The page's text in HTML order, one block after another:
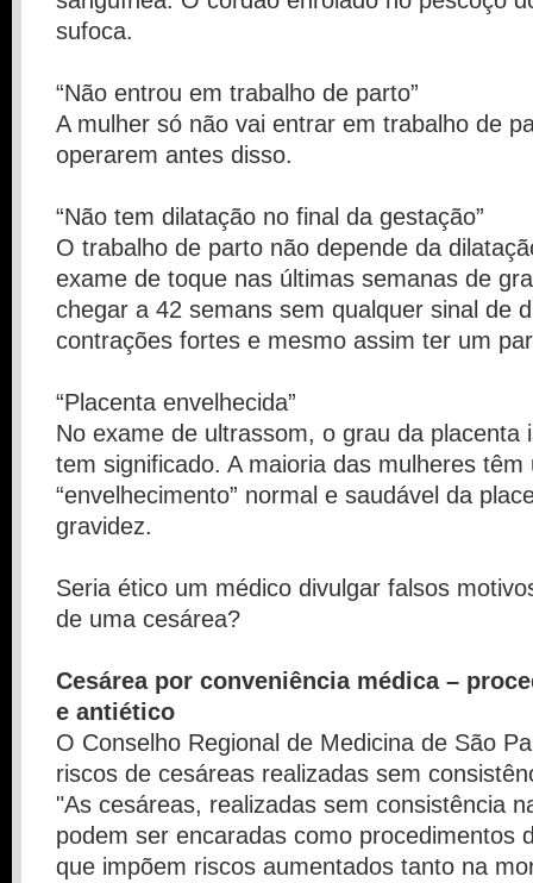
sufoca.
“Não entrou em trabalho de parto”
A mulher só não vai entrar em trabalho de
operarem antes disso.
“Não tem dilatação no final da gestação”
O trabalho de parto não depende da
exame de toque nas últimas semanas de
chegar a 42 semans sem qualquer sinal de
contrações fortes e mesmo assim ter um
“Placenta envelhecida”
No exame de ultrassom, o grau da placenta
tem significado. A maioria das mulheres têm
“envelhecimento” normal e saudável da
gravidez.
Seria ético um médico divulgar falsos
de uma cesárea?
Cesárea por conveniência médica –
e antiético
O Conselho Regional de Medicina de São
riscos de cesáreas realizadas sem
"As cesáreas, realizadas sem consistência
podem ser encaradas como procedimentos
que impõem riscos aumentados tanto na